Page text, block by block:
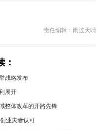
责任编辑：雨过天晴
：
战略发布
展开
整体改革的开路先锋
业夫妻认可